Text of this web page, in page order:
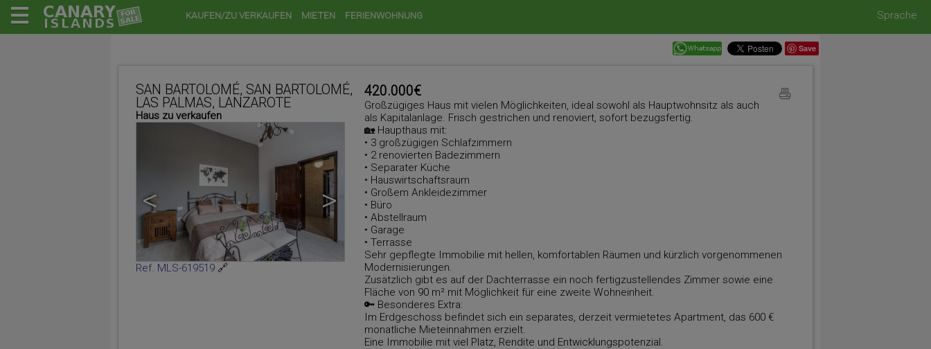
KAUFEN/ZU VERKAUFEN MIETEN FERIENWOHNUNG Sprache
Save
SAN BARTOLOMÉ, SAN BARTOLOMÉ,
LAS PALMAS, LANZAROTE
Haus zu verkaufen
< >
Ref. MLS-619519 🔗
420.000€
Großzügiges Haus mit vielen Möglichkeiten, ideal sowohl als Hauptwohnsitz als auch
als Kapitalanlage. Frisch gestrichen und renoviert, sofort bezugsfertig.
🏡 Haupthaus mit:
• 3 großzügigen Schlafzimmern
• 2 renovierten Badezimmern
• Separater Küche
• Hauswirtschaftsraum
• Großem Ankleidezimmer
• Büro
• Abstellraum
• Garage
• Terrasse
Sehr gepflegte Immobilie mit hellen, komfortablen Räumen und kürzlich vorgenommenen
Modernisierungen.
Zusätzlich gibt es auf der Dachterrasse ein noch fertigzustellendes Zimmer sowie eine
Fläche von 90 m² mit Möglichkeit für eine zweite Wohneinheit.
🔑 Besonderes Extra:
Im Erdgeschoss befindet sich ein separates, derzeit vermietetes Apartment, das 600 €
monatliche Mieteinnahmen erzielt.
Eine Immobilie mit viel Platz, Rendite und Entwicklungspotenzial.